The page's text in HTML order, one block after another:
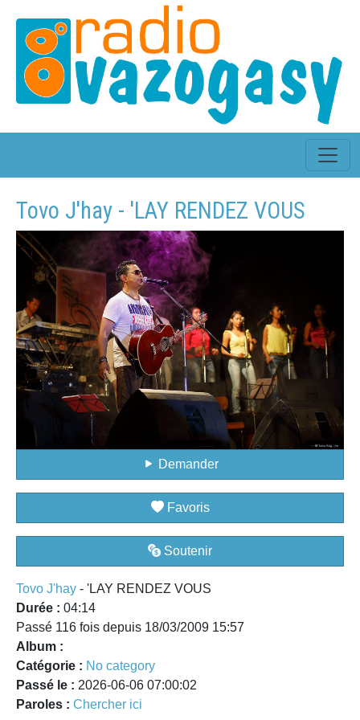
Tovo J'hay - 'LAY RENDEZ VOUS
Demander
Favoris
Soutenir
Tovo J'hay - 'LAY RENDEZ VOUS
Durée : 04:14
Passé 116 fois depuis 18/03/2009 15:57
Album :
Catégorie : No category
Passé le : 2026-06-06 07:00:02
Paroles : Chercher ici